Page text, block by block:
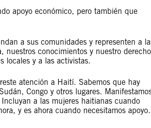
apoyo económico, pero también que
a sus comunidades y representen a
nuestros conocimientos y nuestro
locales y a las activistas.
atención a Haití. Sabemos que hay
Congo y otros lugares.
a las mujeres haitianas cuando
y es ahora cuando necesitamos apoyo.